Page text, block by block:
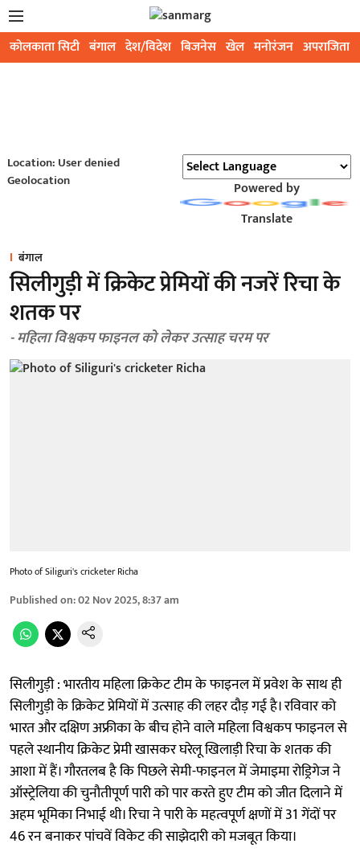
कोलकाता सिटी बंगाल देश/विदेश बिजनेस खेल मनोरंजन अपराजिता
Location: User denied
Geolocation
Powered by
Translate
बंगाल
सिलीगुड़ी में क्रिकेट प्रेमियों की नजरें रिचा के
शतक पर
- महिला विश्वकप फाइनल को लेकर उत्साह चरम पर
Photo of Siliguri's cricketer Richa
Published on:02 Nov 2025, 8:37 am
सिलीगुड़ी : भारतीय महिला क्रिकेट टीम के फाइनल में प्रवेश के साथ ही
सिलीगुड़ी के क्रिकेट प्रेमियों में उत्साह की लहर दौड़ गई है। रविवार को
भारत और दक्षिण अफ्रीका के बीच होने वाले महिला विश्वकप फाइनल से
पहले स्थानीय क्रिकेट प्रेमी खासकर घरेलू खिलाड़ी रिचा के शतक की
आशा में हैं। गौरतलब है कि पिछले सेमी-फाइनल में जेमाइमा रोड्रिगेज ने
ऑस्ट्रेलिया की चुनौतीपूर्ण पारी को पार करते हुए टीम को जीत दिलाने में
अहम भूमिका निभाई थी। रिचा ने पारी के महत्वपूर्ण क्षणों में 31 गेंदों पर
46 रन बनाकर पांचवें विकेट की साझेदारी को मजबूत किया।